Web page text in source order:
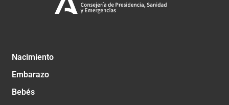
Nacimiento
Embarazo
Bebés